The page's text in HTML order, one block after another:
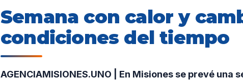
Semana con calor y
condiciones del tiempo
AGENCIAMISIONES.UNO | En Misiones se prevé una